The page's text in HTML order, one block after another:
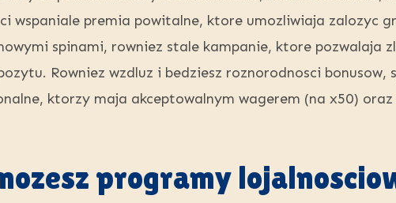
wspaniale premia powitalne, ktore umozliwiaja zalozyc
spinami, rowniez stale kampanie, ktore pozwalaja
Rowniez wzdluz i bedziesz roznorodnosci
ktorzy maja akceptowalnym wagerem (na x50)
programy